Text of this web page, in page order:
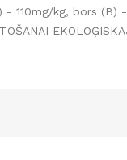
- 110mg/kg, bors